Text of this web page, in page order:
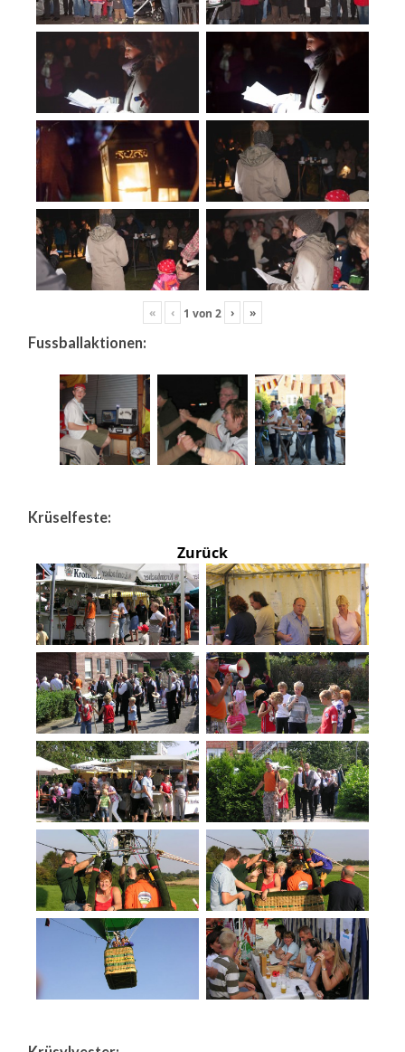
« ‹ 1 von 2 › »
Fussballaktionen:
Krüselfeste:
Zurück